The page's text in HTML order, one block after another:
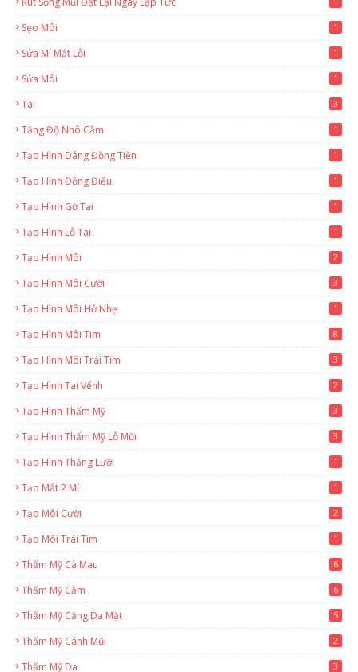
Sẹo Môi 1
Sửa Mí Mắt Lỗi 1
Sửa Môi 1
Tai 3
Tăng Độ Nhô Cằm 1
Tạo Hình Dáng Đồng Tiền 1
Tạo Hình Đồng Điếu 1
Tạo Hình Gờ Tai 1
Tạo Hình Lỗ Tai 1
Tạo Hình Môi 2
Tạo Hình Môi Cười 3
Tạo Hình Môi Hở Nhẹ 1
Tạo Hình Môi Tim 8
Tạo Hình Môi Trái Tim 3
Tạo Hình Tai Vểnh 2
Tạo Hình Thẩm Mỹ 3
Tạo Hình Thẩm Mỹ Lỗ Mũi 3
Tạo Hình Thắng Lưỡi 1
Tạo Mắt 2 Mí 1
Tạo Môi Cười 2
Tạo Môi Trái Tim 1
Thẩm Mỹ Cà Mau 6
Thẩm Mỹ Cằm 6
Thẩm Mỹ Căng Da Mặt 5
Thẩm Mỹ Cánh Mũi 2
Thẩm Mỹ Da 3